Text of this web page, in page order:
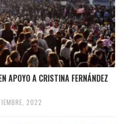
APOYO A CRISTINA FERNÁNDEZ
2022